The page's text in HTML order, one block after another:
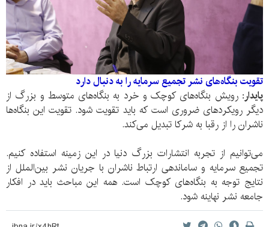
تقویت بنگاه‌های نشر تجمیع سرمایه را به دنبال دارد
پایدار: رویش بنگاه‌های کوچک و خرد به بنگاه‌های متوسط و بزرگ از
دیگر رویکرد‌های ضروری است که باید تقویت شود. تقویت این بنگاه‌ها
ناشران را از رقبا به شرکا تبدیل می‌کند.
می‌توانیم از تجربه انتشارات بزرگ دنیا در این زمینه استفاده کنیم.
تجمیع سرمایه و ساماندهی ارتباط ناشران با جریان نشر بین‌الملل از
نتایج توجه به بنگاه‌های کوچک است. همه این مباحث باید در افکار
جامعه نشر نهاینه شود.